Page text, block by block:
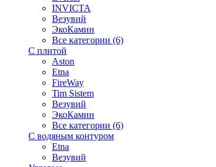
INVICTA
Везувий
ЭкоКамин
Все категории (6)
С плитой
Aston
Etna
FireWay
Tim Sistem
Везувий
ЭкоКамин
Все категории (6)
С водяным контуром
Etna
Везувий